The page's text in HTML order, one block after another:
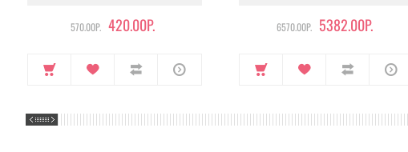
570.00Р. 420.00Р. 6570.00Р. 5382.00Р.